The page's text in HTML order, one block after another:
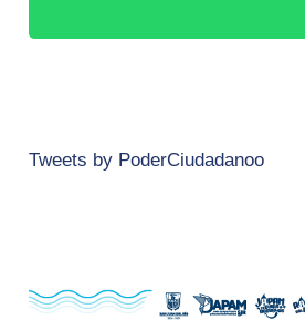
Tweets by PoderCiudadanoo